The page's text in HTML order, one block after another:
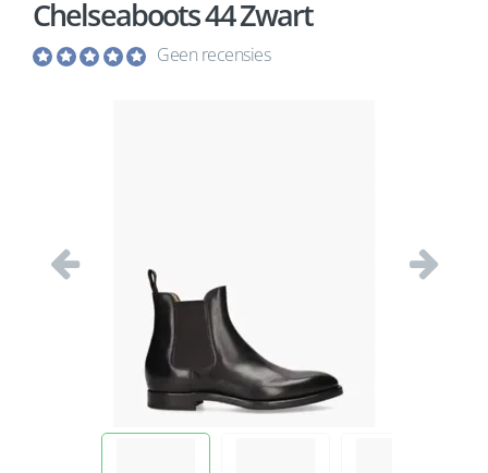
Chelseaboots 44 Zwart
Geen recensies
Vorige